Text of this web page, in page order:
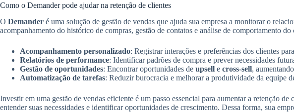
Como o Demander pode ajudar na retenção de clientes
O Demander é uma solução de gestão de vendas que ajuda sua empresa a monitorar o
acompanhamento do histórico de compras, gestão de contatos e análise de comportamento
Acompanhamento personalizado: Registrar interações e preferências dos clientes
Relatórios de performance: Identificar padrões de compra e prever necessidades
Gestão de oportunidades: Encontrar oportunidades de upsell e cross-sell,
Automatização de tarefas: Reduzir burocracia e melhorar a produtividade da equipe
Investir em uma gestão de vendas eficiente é um passo essencial para aumentar a retenção
entender suas necessidades e identificar oportunidades de crescimento. Dessa forma, sua